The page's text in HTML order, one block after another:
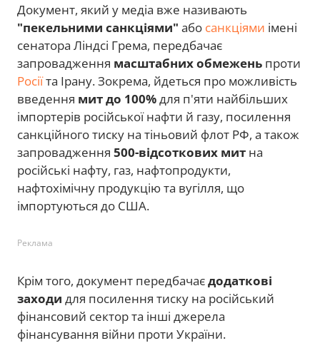
Документ, який у медіа вже називають
"пекельними санкціями" або санкціями імені
сенатора Ліндсі Грема, передбачає
запровадження масштабних обмежень проти
Росіїта Ірану. Зокрема, йдеться про можливість
введення мит до 100%для п'яти найбільших
імпортерів російської нафти й газу, посилення
санкційного тиску на тіньовий флот РФ, а також
запровадження 500-відсоткових мит на
російські нафту, газ, нафтопродукти,
нафтохімічну продукцію та вугілля, що
імпортуються до США.
Реклама
Крім того, документ передбачаєдодаткові
заходи для посилення тиску на російський
фінансовий сектор та інші джерела
фінансування війни проти України.